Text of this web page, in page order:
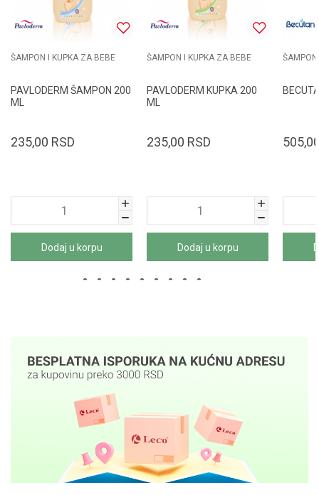
ŠAMPON I KUPKA ZA BEBE
PAVLODERM ŠAMPON 200
ML
235,00 RSD
Dodaj u korpu
ŠAMPON I KUPKA ZA BEBE
PAVLODERM KUPKA 200
ML
235,00 RSD
Dodaj u korpu